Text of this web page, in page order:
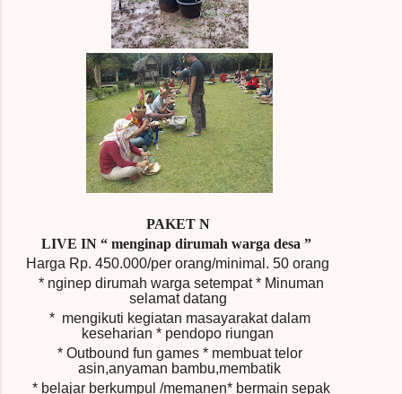
PAKET N
LIVE IN “ menginap dirumah warga desa ”
Harga Rp. 450.000/per orang/minimal. 50 orang
* nginep dirumah warga setempat * Minuman
selamat datang
* mengikuti kegiatan masayarakat dalam
keseharian * pendopo riungan
* Outbound fun games * membuat telor
asin,anyaman bambu,membatik
* belajar berkumpul /memanen* bermain sepak